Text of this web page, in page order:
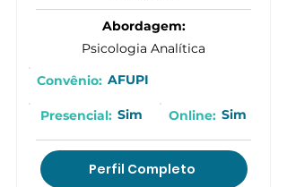
Abordagem:
Psicologia Analítica
Convênio: AFUPI
Presencial: Sim Online: Sim
Perfil Completo